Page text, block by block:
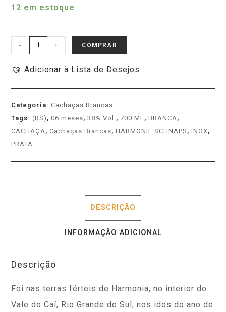
12 em estoque
- + COMPRAR
Adicionar à Lista de Desejos
Categoria:Cachaças Brancas
Tags:(RS) ,06 meses,38% Vol. ,700 ML ,BRANCA ,
CACHAÇA ,Cachaças Brancas,HARMONIE SCHNAPS ,INOX,
PRATA
DESCRIÇÃO
INFORMAÇÃO ADICIONAL
Descrição
Foi nas terras férteis de Harmonia, no interior do
Vale do Caí, Rio Grande do Sul, nos idos do ano de